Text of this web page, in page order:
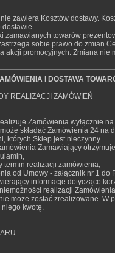
zawiera Kosztów dostawy.
dostawie.
zamawianych towarów
sobie prawo do zmian
akcji promocyjnych. Zmiana
I DOSTAWA
REALIZACJI ZAMÓWIEŃ
Zamówienia wyłącznie
składać Zamówienia 24
których Sklep jest nieczynny.
Zamawiający
termin realizacji zamówienia,
od Umowy - załącznik nr 1 do
informacje dotyczące
realizacji
może zostać zrealizowane. W
kwotę.